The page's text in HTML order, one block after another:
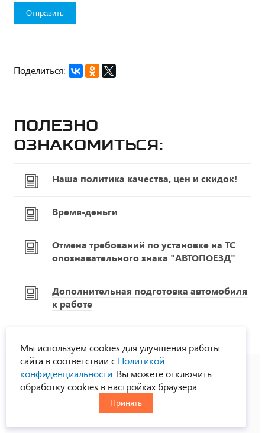
Поделиться:
Полезно
ознакомиться:
Наша политика качества, цен и скидок!
Время-деньги
Отмена требований по установке на ТС
опознавательного знака "АВТОПОЕЗД"
Дополнительная подготовка автомобиля
к работе
8-800-775-33-00
многоканальный телефон
Мы используем cookies для улучшения работы
сайта в соответствии с Политикой
конфиденциальности . Вы можете отключить
обработку cookies в настройках браузера
Принять